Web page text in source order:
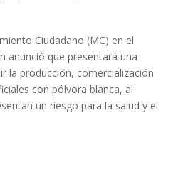
Ciudadano (MC) en el
anunció que presentará una
la producción, comercialización
con pólvora blanca, al
un riesgo para la salud y el